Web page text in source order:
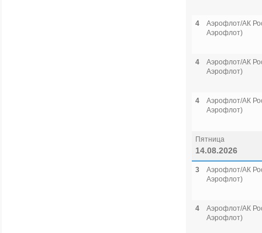
4
Аэрофлот/АК
Аэрофлот)
4
Аэрофлот/АК
Аэрофлот)
4
Аэрофлот/АК
Аэрофлот)
Пятница
14.08.2026
3
Аэрофлот/АК
Аэрофлот)
4
Аэрофлот/АК
Аэрофлот)